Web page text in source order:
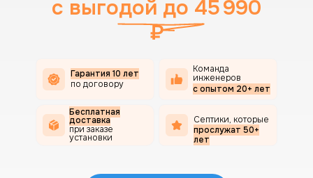
по договору
Гарантия 10 лет
с опытом 20+ лет
Команда
инженеров
прослужат 50+
лет
Септики, которые
при заказе
установки
Бесплатная
доставка
c выгодой до 45 990
₽